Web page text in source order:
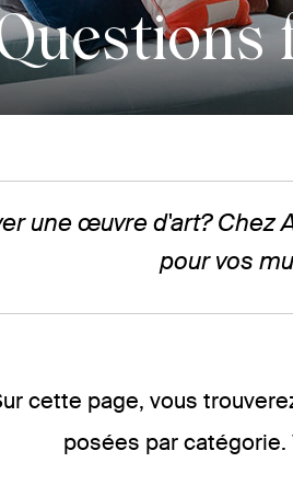
une œuvre d'art? Chez
pour vos
cette page, vous
posées par